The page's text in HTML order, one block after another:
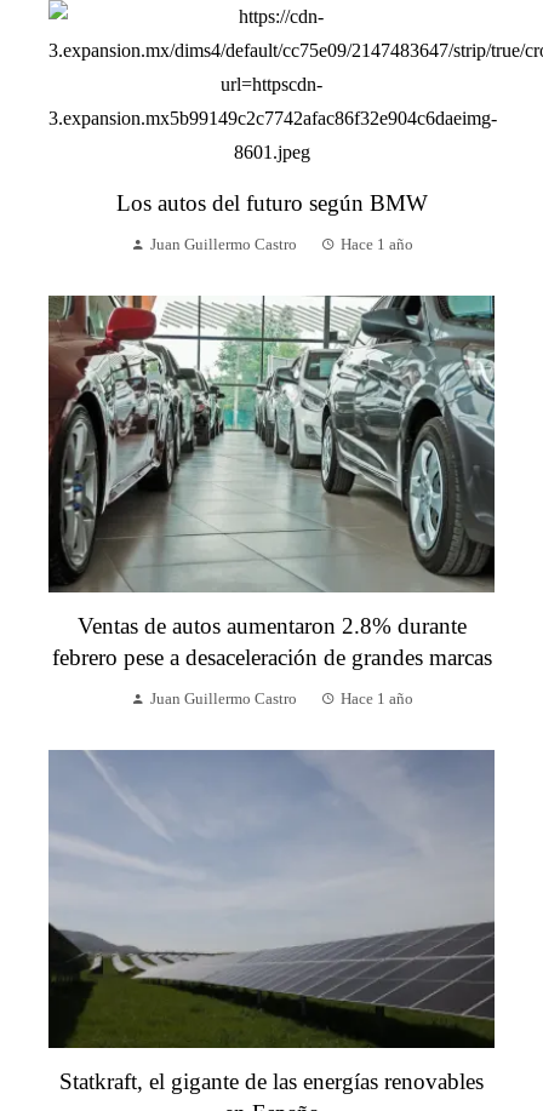
Los autos del futuro según BMW
Juan Guillermo Castro Hace 1 año
Ventas de autos aumentaron 2.8% durante
febrero pese a desaceleración de grandes marcas
Juan Guillermo Castro Hace 1 año
Statkraft, el gigante de las energías renovables